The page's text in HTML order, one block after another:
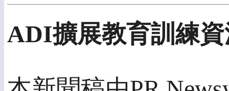
ADI擴展教育訓練